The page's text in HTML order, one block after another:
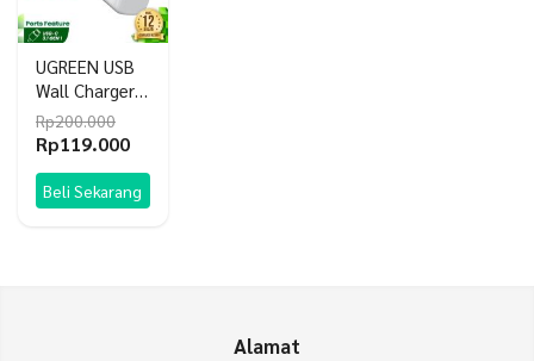
UGREEN USB
Wall Charger
USB-C 20W
Mini PD
Rp200.000
Harga
adalah:
Rp200.000.
Rp119.000Harga
ini
adalah:
Beli Sekarang
Alamat